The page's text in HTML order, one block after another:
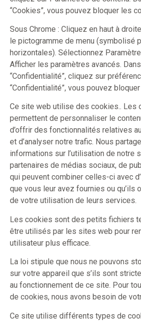
“Cookies”, vous pouvez bloquer les
Sous Chrome : Cliquez en haut à
le pictogramme de menu (symbolisé
horizontales). Sélectionnez
Afficher les paramètres avancés.
“Confidentialité”, cliquez sur
“Confidentialité”, vous pouvez
Ce site web utilise des cookies.. Les
permettent de personnaliser le
d’offrir des fonctionnalités relatives
et d’analyser notre trafic. Nous
informations sur l’utilisation de notre
partenaires de médias sociaux, de
qui peuvent combiner celles-ci avec
que vous leur avez fournies ou qu’ils
de votre utilisation de leurs services.
Les cookies sont des petits fichiers
être utilisés par les sites web pour
utilisateur plus efficace.
La loi stipule que nous ne pouvons
sur votre appareil que s’ils sont
au fonctionnement de ce site. Pour
de cookies, nous avons besoin de
Ce site utilise différents types de